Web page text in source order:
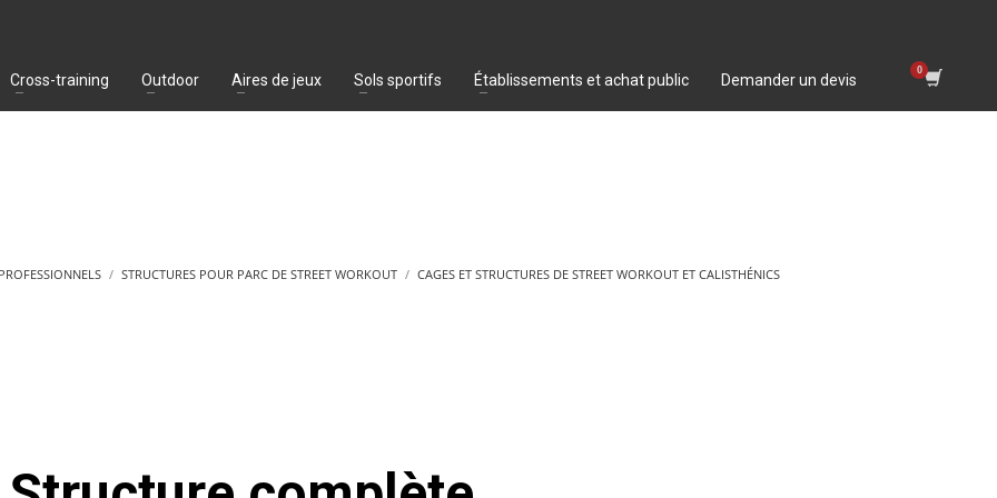
Cross-training Outdoor Aires de jeux Sols sportifs Établissements et achat public Demander un devis
STRUCTURES POUR PARC DE STREET WORKOUT CAGES ET STRUCTURES DE STREET WORKOUT ET CALISTHÉNICS